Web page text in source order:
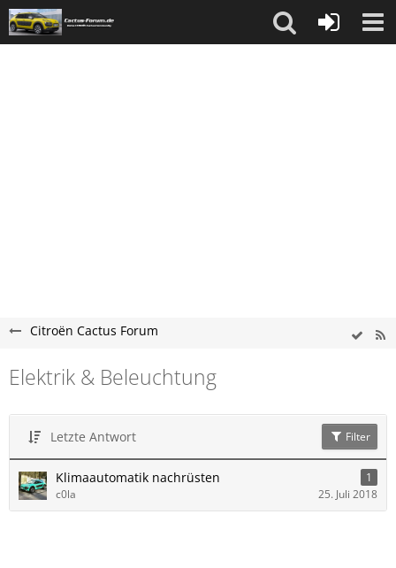
Citroën Cactus Forum
Elektrik & Beleuchtung
Letzte Antwort Filter
Klimaautomatik nachrüsten
1
c0la
25. Juli 2018